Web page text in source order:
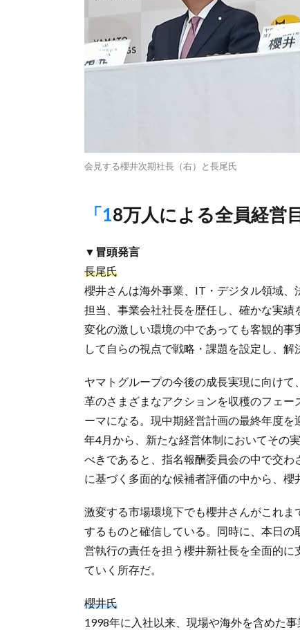
会見する櫻井次期社長（右）と長尾氏
「18万人による全員経営
▼冒頭発言
長尾氏
櫻井さんは海外事業、IT・デジタル領域
担当、事業会社社長を歴任し、確かな実績
変化の激しい環境の中であっても客観的
して自らの視点で戦略・課題を設定し、解
ヤマトグループの今後の成長実現に向け
革のさまざまなアクションを収穫のフェ
ーマになる。現中期経営計画の最終年度
年4月から、新たな経営体制においてその
べきであると、指名報酬委員会の中で交
に基づく多面的な候補者評価の中から、櫻
激変する市場環境下でも櫻井さんがこれ
するものと確信している。同時に、本日
営執行の責任を担う櫻井新社長を全面的
ていく所存だ。
櫻井氏
1998年に入社以来、現場や海外を含めた